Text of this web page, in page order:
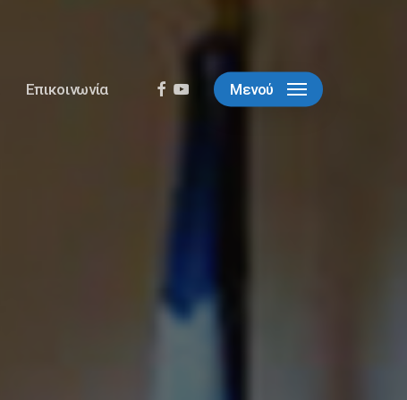
Επικοινωνία facebook
youtube Μενού